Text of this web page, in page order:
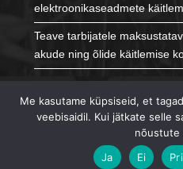
elektroonikaseadmete
Teave tarbijatele
akude ning õlide käitlemise
JÄLGI MEID
Me kasutame küpsiseid, et
veebisaidil. Kui jätkate selle
nõustute
Ja
Ei